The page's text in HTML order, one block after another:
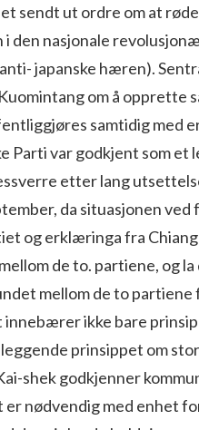
sendt ut ordre om at
den nasjonale
japanske hæren).
om å opprette
samtidig med
Parti var god­kjent som et
etter lang
da situasjonen
og erklæringa fra
de to. partiene, og
mellom de to partiene
ikke bare
prinsippet om
shek godkjenner
nødvendig med enhet